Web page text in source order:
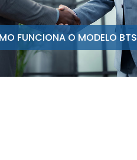
FUNCIONA O MODELO BTS